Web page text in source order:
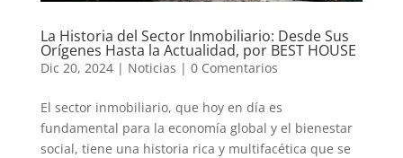
La Historia del Sector Inmobiliario: Desde Sus
Orígenes Hasta la Actualidad, por BEST HOUSE
Dic 20, 2024| Noticias | 0 Comentarios
El sector inmobiliario, que hoy en día es
fundamental para la economía global y el bienestar
social, tiene una historia rica y multifacética que se